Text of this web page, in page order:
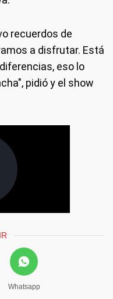
recuerdos de
a disfrutar. Está
eso lo
pidió y el show
Whatsapp